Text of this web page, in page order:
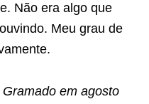
Não era algo que
Meu grau de
em agosto